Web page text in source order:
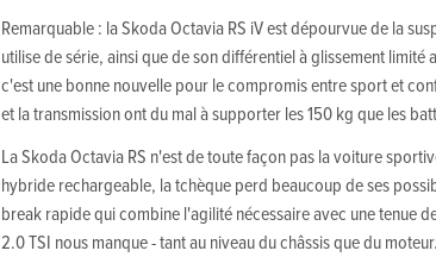
Remarquable : la Skoda Octavia RS iV est dépourvue de la
utilise de série, ainsi que de son différentiel à glissement
c'est une bonne nouvelle pour le compromis entre sport et
et la transmission ont du mal à supporter les 150 kg que les
La Skoda Octavia RS n'est de toute façon pas la voiture
hybride rechargeable, la tchèque perd beaucoup de ses
break rapide qui combine l'agilité nécessaire avec une tenue
2.0 TSI nous manque - tant au niveau du châssis que du moteur.